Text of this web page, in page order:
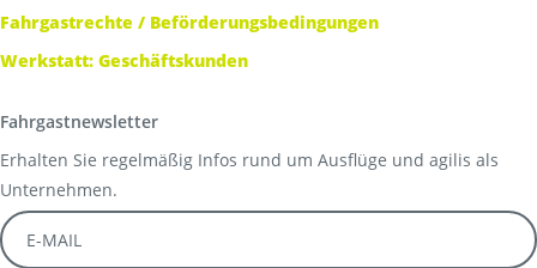
Fahrgastrechte / Beförderungsbedingungen
Werkstatt: Geschäftskunden
Fahrgastnewsletter
Erhalten Sie regelmäßig Infos rund um Ausflüge und agilis als
Unternehmen.